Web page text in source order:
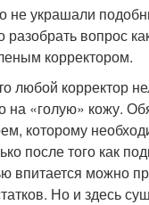
не украшали
разобрать вопрос
корректором.
любой корректор
на «голую» кожу.
которому
после того как
впитается можно
Но и здесь